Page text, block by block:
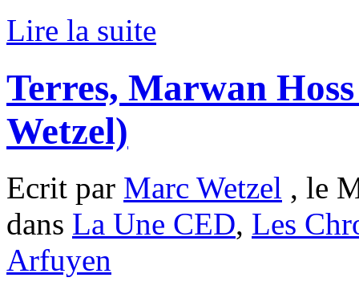
Lire la suite
Terres, Marwan
Wetzel)
Ecrit par Marc Wetzel , le
dans La Une CED, Les
Arfuyen